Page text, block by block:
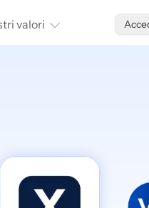
valori